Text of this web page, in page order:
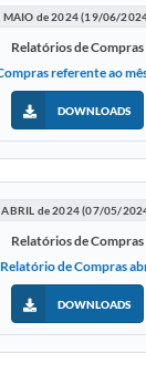
MAIO de 2024 (19/06/
Relatórios de Compras
referente ao
DOWNLOADS
ABRIL de 2024 (07/05/
Relatórios de Compras
Relatório de Compras
DOWNLOADS